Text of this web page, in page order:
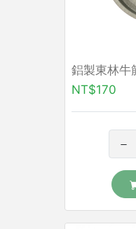
鋁製東林牛
NT$170